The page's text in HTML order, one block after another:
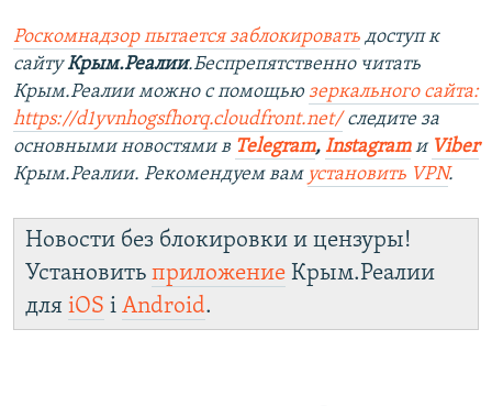
Роскомнадзор пытается заблокировать доступ к
сайтуКрым.Реалии.Беспрепятственно читать
Крым.Реалии можно с помощью зеркального сайта:
https://d1yvnhogsfhorq.cloudfront.net/следите за
основными новостями в Telegram, Instagramи Viber
Крым.Реалии. Рекомендуем вам установить VPN.
Новости без блокировки и цензуры!
Установить приложение Крым.Реалии
для iOS і Android.